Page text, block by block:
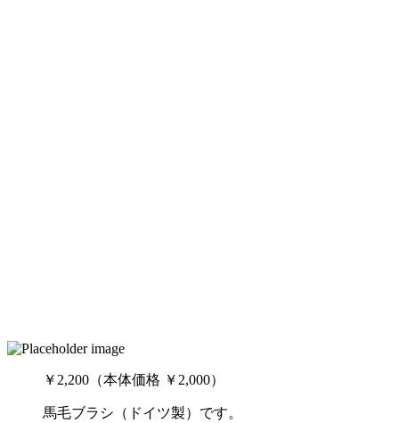
￥2,200（本体価格 ￥2,000）
馬毛ブラシ（ドイツ製）です。